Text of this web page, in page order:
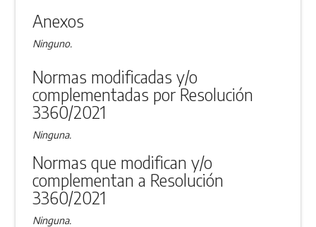
Anexos
Ninguno.
Normas modificadas y/o
complementadas por Resolución
3360/2021
Ninguna.
Normas que modifican y/o
complementan a Resolución
3360/2021
Ninguna.